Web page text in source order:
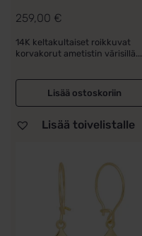
259,00 €
14K keltakultaiset roikkuvat
korvakorut ametistin värisillä...
Lisää ostoskoriin
Lisää toivelistalle